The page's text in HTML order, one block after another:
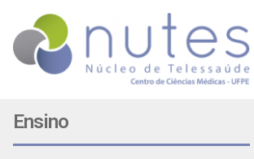
Ensino